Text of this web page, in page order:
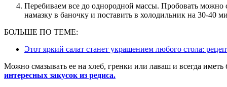
Перебиваем все до однородной массы. Пробовать можно сразу, однако будет гораздо вкуснее, если переложить
намазку в баночку и поставить в холодильник на 30-40
БОЛЬШЕ ПО ТЕМЕ:
Этот яркий салат станет украшением любого стола:
Можно смазывать ее на хлеб, гренки или лаваш и всегда
интересных закусок из редиса.